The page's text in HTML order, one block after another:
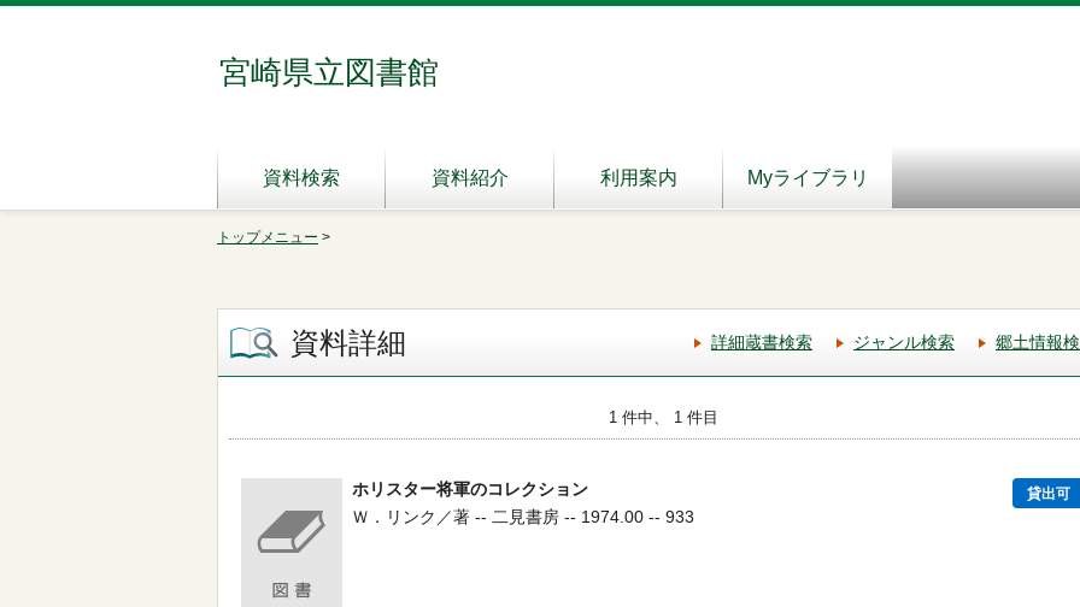
宮崎県立図書館
資料検索 資料紹介 利用案内 Myライブラリ
トップメニュー >
資料詳細 詳細蔵書検索 ジャンル検索 郷土情報
1 件中、 1 件目
ホリスター将軍のコレクション 貸出可
Ｗ．リンク／著 -- 二見書房 -- 1974.00 -- 933